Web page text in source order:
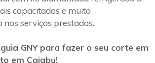
capacitados e muito
nos serviços prestados.
GNY para fazer o seu corte em
em Caiabu!